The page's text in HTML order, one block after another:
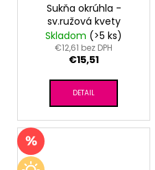
Sukňa okrúhla -
sv.ružová kvety
Skladom (>5 ks)
€12,61 bez DPH
€15,51
DETAIL